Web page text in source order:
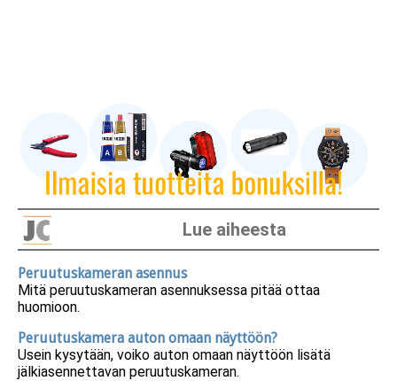
Lue aiheesta
Peruutuskameran asennus
Mitä peruutuskameran asennuksessa pitää ottaa
huomioon.
Peruutuskamera auton omaan näyttöön?
Usein kysytään, voiko auton omaan näyttöön lisätä
jälkiasennettavan peruutuskameran.